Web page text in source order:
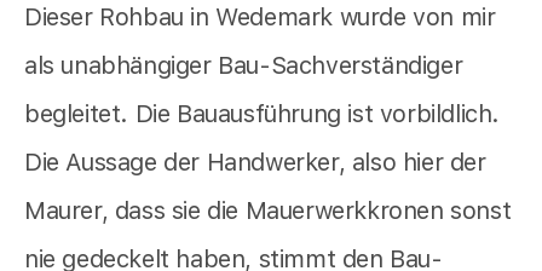
Dieser Rohbau in Wedemark wurde von mir
als unabhängiger Bau-Sachverständiger
begleitet. Die Bauausführung ist vorbildlich.
Die Aussage der Handwerker, also hier der
Maurer, dass sie die Mauerwerkkronen sonst
nie gedeckelt haben, stimmt den Bau-